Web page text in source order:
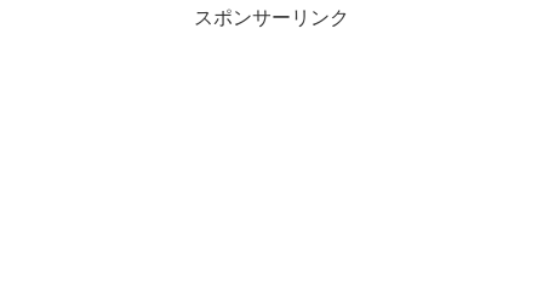
スポンサーリンク